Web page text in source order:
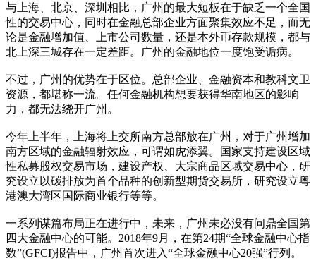
与上海、北京、深圳相比，广州的最大短板在于缺乏一个全国
性的交易中心，同时在金融总部企业方面聚集效应不足，而无
论是金融增加值、上市公司数量，还是本外币存款规模，都与
北上深三城存在一定差距。广州的金融地位一度饱受诟病。
不过，广州的优势在于区位。总部企业、金融资本和教科文卫
资源，都堪称一流。任何金融机构想要获得华南地区的影响
力，都无法绕开广州。
今年上半年，上海将上交所南方总部放在广州，对于广州增加
南方区域的金融辐射效应，可谓如虎添翼。国家支持建设区域
性私募股权交易市场，建设产权、大宗商品区域交易中心，研
究设立以碳排放为首个品种的创新型期货交易所，研究设立粤
港澳大湾区国际商业银行等等。
一系列谋篇布局正在进行中，未来，广州未必没有问鼎全国第
四大金融中心的可能。2018年9月，在第24期“全球金融中心指
数”(GFCI)报告中，广州首次进入“全球金融中心20强”行列。